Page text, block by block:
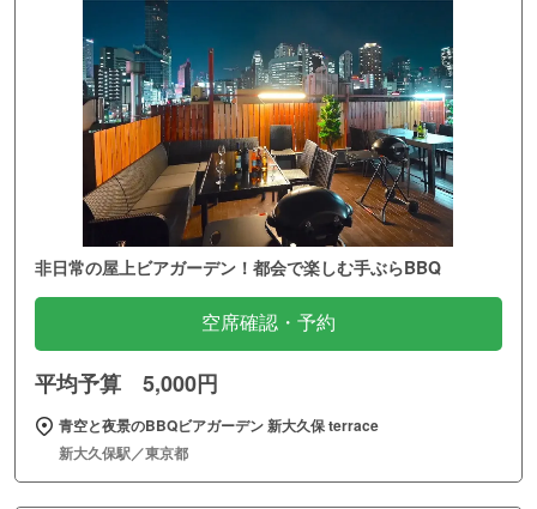
非日常の屋上ビアガーデン！都会で楽しむ手ぶらBBQ
空席確認・予約
平均予算 5,000円
青空と夜景のBBQビアガーデン 新大久保 terrace
新大久保駅／東京都